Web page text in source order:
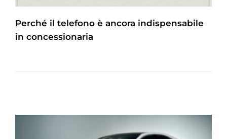
Perché il telefono è ancora indispensabile
in concessionaria